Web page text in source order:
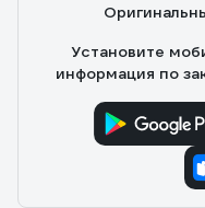
Установите
информация по